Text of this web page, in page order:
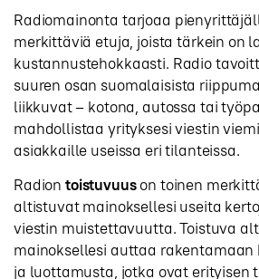
Radiomainonta tarjoaa
merkittäviä etuja, joista tärkein on
kustannustehokkaasti. Radio
suuren osan suomalaisista
liikkuvat – kotona, autossa tai
mahdollistaa yrityksesi viestin
asiakkaille useissa eri tilanteissa.
Radion toistuvuuson toinen
altistuvat mainoksellesi useita
viestin muistettavuutta. Toistuva
mainoksellesi auttaa
ja luottamusta, jotka ovat erityisen